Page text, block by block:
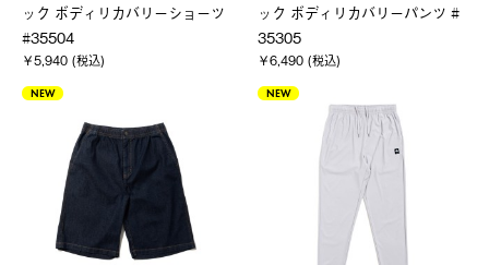
ック ボディリカバリーショーツ
#35504
￥5,940 (税込)
ック ボディリカバリーパンツ #
35305
￥6,490 (税込)
NEW NEW